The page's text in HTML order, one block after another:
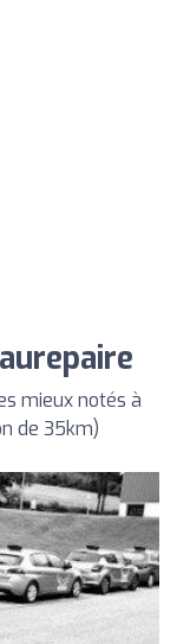
mieux notés à
de 35km)